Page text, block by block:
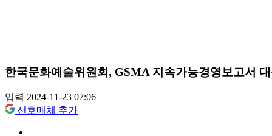
한국문화예술위원회, GSMA 지속가능경영보고서
입력 2024-11-23 07:06
선호매체 추가